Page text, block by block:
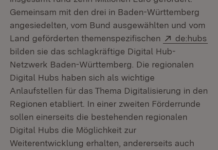
Gemeinsam mit den drei in Baden-Württemberg
angesiedelten, vom Bund ausgewählten und vom
Land geförderten themenspezifischen
Extern:
de:hubs
bilden sie das schlagkräftige Digital Hub-
Netzwerk Baden-Württemberg. Die regionalen
Digital Hubs haben sich als wichtige
Anlaufstellen für das Thema Digitalisierung in den
Regionen etabliert. In einer zweiten Förderrunde
sollen einerseits die bestehenden regionalen
Digital Hubs die Möglichkeit zur
Weiterentwicklung erhalten, andererseits auch